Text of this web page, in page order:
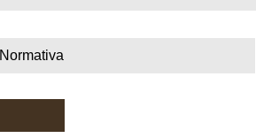
Normativa